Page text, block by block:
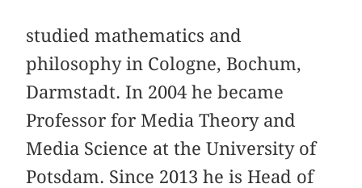
studied mathematics and
philosophy in Cologne, Bochum,
Darmstadt. In 2004 he became
Professor for Media Theory and
Media Science at the University of
Potsdam. Since 2013 he is Head of